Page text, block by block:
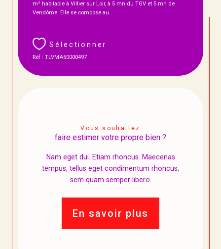
m² habitable à Villier sur Loir, à 5 mn du TGV et 5 mn de
Vendôme. Elle se compose au...
Sélectionner
Réf : TLVMA50000497
Vous souhaitez
faire estimer votre propre bien ?
Nam eget dui. Etiam rhoncus. Maecenas
tempus, tellus eget condimentum rhoncus,
sem quam semper libero.
En savoir plus